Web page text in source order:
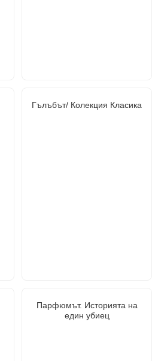
Гълъбът/ Колекция Класика
Парфюмът. Историята на
един убиец